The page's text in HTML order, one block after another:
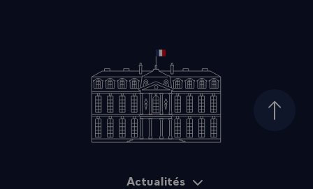
Haut
Actualités